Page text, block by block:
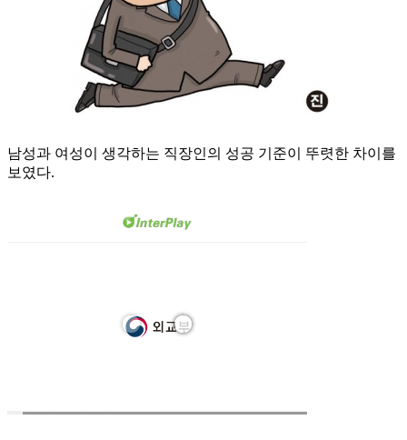
남성과 여성이 생각하는 직장인의 성공 기준이 뚜렷한 차이를
보였다.